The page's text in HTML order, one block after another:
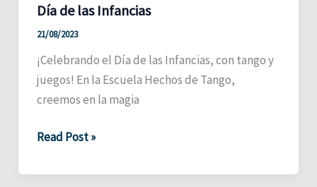
Día de las Infancias
21/08/2023
¡Celebrando el Día de las Infancias, con tango y
juegos! En la Escuela Hechos de Tango,
creemos en la magia
Día
las
Read Post »